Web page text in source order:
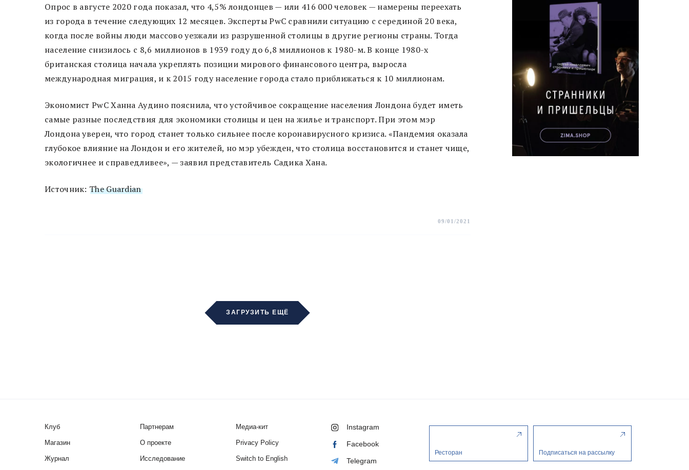
Опрос в августе 2020 года показал, что 4,5% лондонцев — или 416 000 человек — намерены переехать
из города в течение следующих 12 месяцев. Эксперты PwC сравнили ситуацию с серединой 20 века,
когда после войны люди массово уезжали из разрушенной столицы в другие регионы страны. Тогда
население снизилось с 8,6 миллионов в 1939 году до 6,8 миллионов к 1980-м. В конце 1980-х
британская столица начала укреплять позиции мирового финансового центра, выросла
международная миграция, и к 2015 году население города стало приближаться к 10 миллионам.
Экономист PwC Ханна Аудино пояснила, что устойчивое сокращение населения Лондона будет иметь
самые разные последствия для экономики столицы и цен на жилье и транспорт. При этом мэр
Лондона уверен, что город станет только сильнее после коронавирусного кризиса. «Пандемия оказала
глубокое влияние на Лондон и его жителей, но мэр убежден, что столица восстановится и станет чище,
экологичнее и справедливее», — заявил представитель Садика Хана.
Источник: The Guardian
09/01/2021
ЗАГРУЗИТЬ ЕЩЁ
Клуб
Магазин
Журнал
Партнерам
О проекте
Исследование
Медиа-кит
Privacy Policy
Switch to English
Instagram
Facebook
Telegram
Ресторан Подписаться на рассылку